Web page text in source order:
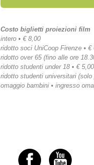
Costo biglietti proiezioni film
intero • € 8,00
ridotto soci UniCoop Firenze • €
ridotto over 65 (fino alle ore
ridotto studenti under 18 • € 5,00
ridotto studenti universitari
omaggio bambini • ingresso